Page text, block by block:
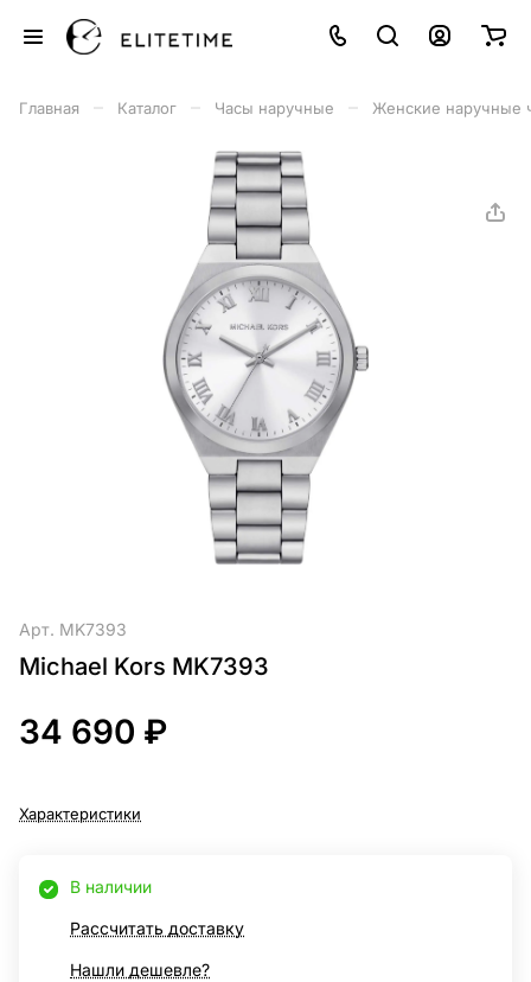
Главная Каталог Часы наручные Женские наручные
Арт. MK7393
Michael Kors MK7393
34 690 ₽
Характеристики
В наличии
Рассчитать доставку
Нашли дешевле?